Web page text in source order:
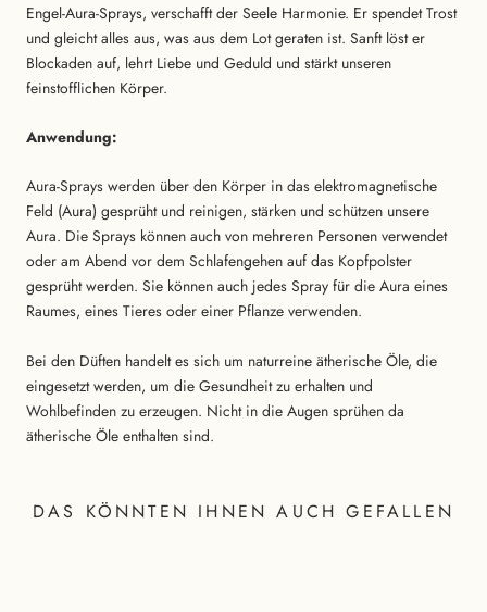
Engel-Aura-Sprays, verschafft der Seele Harmonie. Er spendet Trost
und gleicht alles aus, was aus dem Lot geraten ist. Sanft löst er
Blockaden auf, lehrt Liebe und Geduld und stärkt unseren
feinstofflichen Körper.
Anwendung:
Aura-Sprays werden über den Körper in das elektromagnetische
Feld (Aura) gesprüht und reinigen, stärken und schützen unsere
Aura. Die Sprays können auch von mehreren Personen verwendet
oder am Abend vor dem Schlafengehen auf das Kopfpolster
gesprüht werden. Sie können auch jedes Spray für die Aura eines
Raumes, eines Tieres oder einer Pflanze verwenden.
Bei den Düften handelt es sich um naturreine ätherische Öle, die
eingesetzt werden, um die Gesundheit zu erhalten und
Wohlbefinden zu erzeugen. Nicht in die Augen sprühen da
ätherische Öle enthalten sind.
DAS KÖNNTEN IHNEN AUCH GEFALLEN